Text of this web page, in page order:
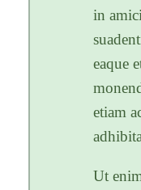
in
eaque
etiam
Ut